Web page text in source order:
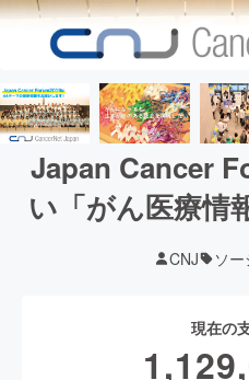
Japan Cancer
い「がん医療情
CNJ ソ
現在の